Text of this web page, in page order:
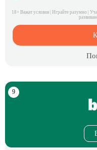
18+ Важат условия | Играйте разумно |